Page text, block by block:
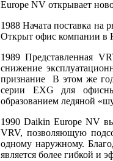
Europe NV открывает
1988 Начата поставка на
Открыт офис компании в
1989 Представленная
снижение
признание В этом же
серии EXG для
образованием ледяной
1990 Daikin Europe NV
VRV, позволяющую
одному наружному.
является более гибкой и